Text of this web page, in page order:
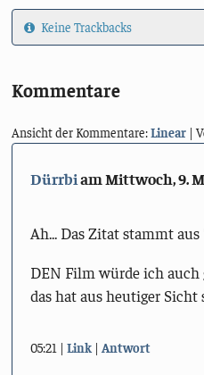
Keine Trackbacks
Kommentare
Ansicht der Kommentare:Linear |
DürrbiamMittwoch, 9.
Ah... Das Zitat stammt aus
DEN Film würde ich
das hat aus heutiger Sicht
05:21 Link Antwort